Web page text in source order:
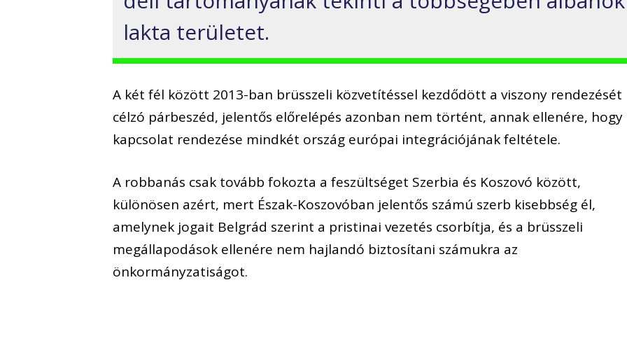
lakta területet.
A két fél között 2013-ban brüsszeli közvetítéssel kezdődött a viszony rendezését
célzó párbeszéd, jelentős előrelépés azonban nem történt, annak ellenére, hogy
kapcsolat rendezése mindkét ország európai integrációjának feltétele.
A robbanás csak tovább fokozta a feszültséget Szerbia és Koszovó között,
különösen azért, mert Észak-Koszovóban jelentős számú szerb kisebbség él,
amelynek jogait Belgrád szerint a pristinai vezetés csorbítja, és a brüsszeli
megállapodások ellenére nem hajlandó biztosítani számukra az
önkormányzatiságot.